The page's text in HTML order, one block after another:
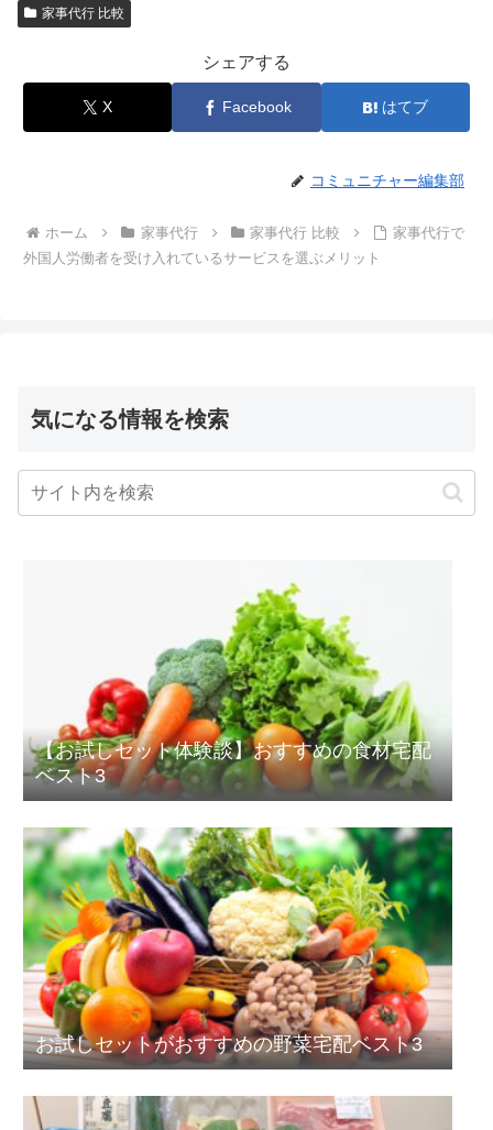
家事代行 比較
シェアする
X Facebook はてブ
コミュニチャー編集部
ホーム 家事代行 家事代行 比較
家事代行で
外国人労働者を受け入れているサービスを選ぶメリット
気になる情報を検索
【お試しセット体験談】おすすめの食材宅配
ベスト3
お試しセットがおすすめの野菜宅配ベスト3